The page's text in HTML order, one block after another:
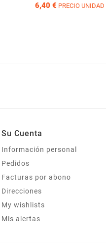
6,40 € PRECIO UNIDAD
Su Cuenta
Información personal
Pedidos
Facturas por abono
Direcciones
My wishlists
Mis alertas